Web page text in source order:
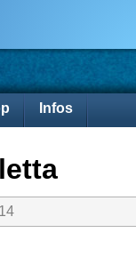
Infos